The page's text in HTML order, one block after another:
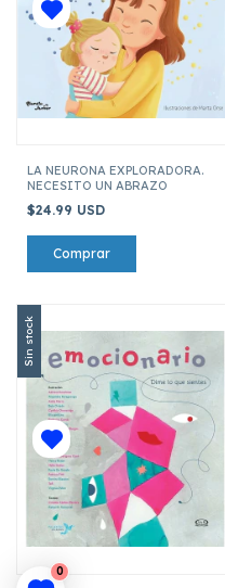
LA NEURONA EXPLORADORA.
NECESITO UN ABRAZO
$24.99 USD
Sin stock
0